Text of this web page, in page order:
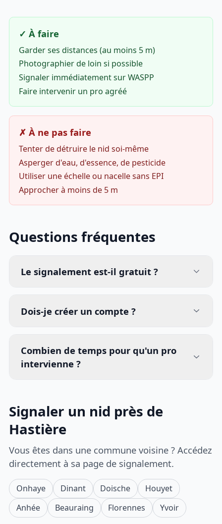
✓ À faire
Garder ses distances (au moins 5 m)
Photographier de loin si possible
Signaler immédiatement sur WASPP
Faire intervenir un pro agréé
✗ À ne pas faire
Tenter de détruire le nid soi-même
Asperger d'eau, d'essence, de pesticide
Utiliser une échelle ou nacelle sans EPI
Approcher à moins de 5 m
Questions fréquentes
Le signalement est-il gratuit ?
Dois-je créer un compte ?
Combien de temps pour qu'un pro
intervienne ?
Signaler un nid près de
Hastière
Vous êtes dans une commune voisine ? Accédez
directement à sa page de signalement.
Onhaye Dinant Doische
Houyet
Anhée
Beauraing Florennes Yvoir